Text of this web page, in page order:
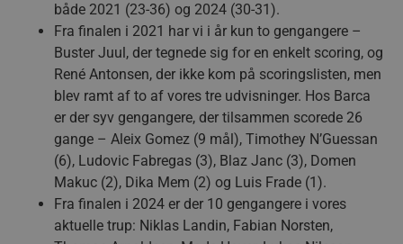
både 2021 (23-36) og 2024 (30-31).
Fra finalen i 2021 har vi i år kun to gengangere –
Buster Juul, der tegnede sig for en enkelt scoring, og
René Antonsen, der ikke kom på scoringslisten, men
blev ramt af to af vores tre udvisninger. Hos Barca
er der syv gengangere, der tilsammen scorede 26
gange – Aleix Gomez (9 mål), Timothey N’Guessan
(6), Ludovic Fabregas (3), Blaz Janc (3), Domen
Makuc (2), Dika Mem (2) og Luis Frade (1).
Fra finalen i 2024 er der 10 gengangere i vores
aktuelle trup: Niklas Landin, Fabian Norsten,